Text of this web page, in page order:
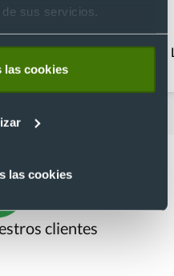
sus servicios.
las cookies
las cookies
Bolígrafos navideños
clientes